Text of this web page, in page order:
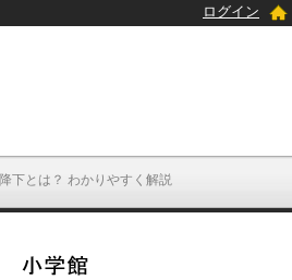
下とは？ わかりやすく解説
ログイン